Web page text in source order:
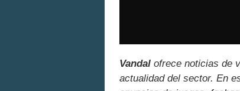
Vandal ofrece noticias de
actualidad del sector. En